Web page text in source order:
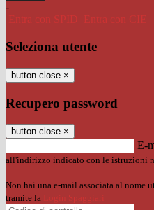
-
Entra con SPID
Entra con CIE
Seleziona utente
button close ×
Recupero password
button close ×
E-
all'indirizzo indicato con le istruzioni
Non hai una e-mail associata al nome
tramite la Login Spaggiari